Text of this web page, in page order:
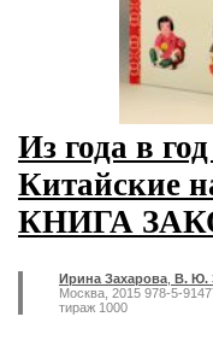
Из года в
Китайские
КНИГА
Ирина Захарова В. Ю.
Москва, 2015 978-5-
тираж 1000